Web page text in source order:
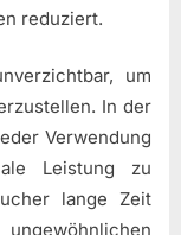
reduziert.
um
In der
Verwendung
Leistung zu
lange Zeit